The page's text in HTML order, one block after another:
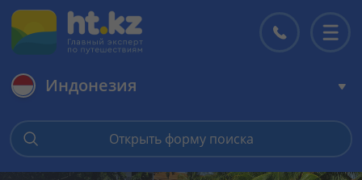
Горящие туры
Индонезия
Открыть форму поиска